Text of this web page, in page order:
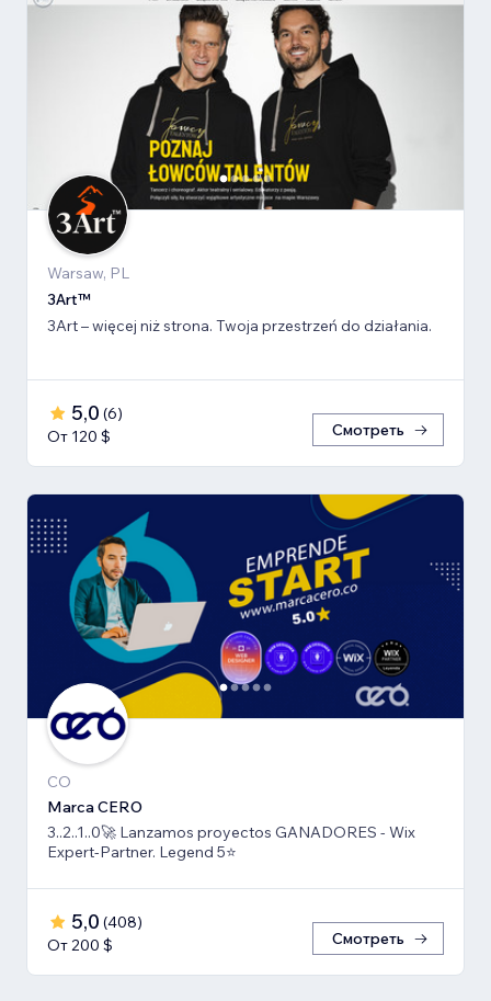
Warsaw, PL
3Art™
3Art – więcej niż strona. Twoja przestrzeń do działania.
5,0 (6)
От 120 $
Смотреть
CO
Marca CERO
3..2..1..0🚀 Lanzamos proyectos GANADORES - Wix
Expert-Partner. Legend 5⭐️
5,0 (408)
От 200 $
Смотреть